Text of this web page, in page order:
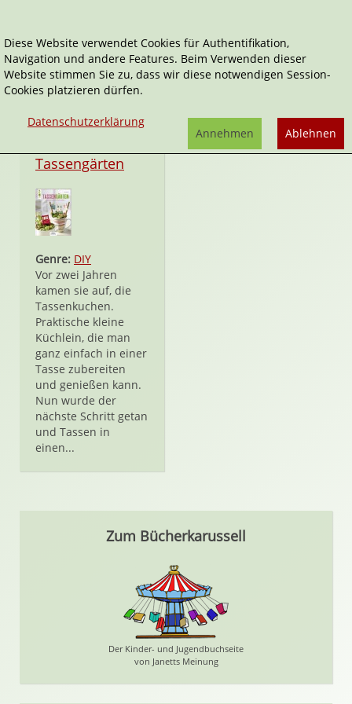
Annette Kunkel
Tassengärten
Genre: DIY
Vor zwei Jahren
kamen sie auf, die
Tassenkuchen.
Praktische kleine
Küchlein, die man
ganz einfach in einer
Tasse zubereiten
und genießen kann.
Nun wurde der
nächste Schritt getan
und Tassen in
einen...
Zum Bücherkarussell
Der Kinder- und Jugendbuchseite
von Janetts Meinung
Diese Website verwendet Cookies für Authentifikation,
Navigation und andere Features. Beim Verwenden dieser
Website stimmen Sie zu, dass wir diese notwendigen Session-
Cookies platzieren dürfen.
Datenschutzerklärung
Ablehnen
Annehmen